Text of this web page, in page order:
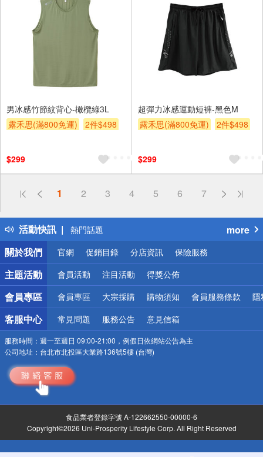
男冰感竹節紋背心-橄欖綠3L
露禾思(滿800免運)
2件$498
$299
超彈力冰感運動短褲-黑色M
露禾思(滿800免運)
2件$498
$299
1 2 3 4 5 6 7
活動快訊
偏遠地區配送
得獎公告
熱門話題
銀行優惠
偏遠地區配送
詐騙網頁！請小心！
more
關於我們
官網 促銷目錄 分店資訊 保險服務
主題活動 會員活動 注目活動 得獎公佈
會員專區 會員專區 大宗採購 購物須知 會員服務條款 隱
客服中心 常見問題 服務公告 意見信箱
服務時間： 週一至週日 09:00-21:00，例假日依網站公告為主
公司地址： 台北市北投區大業路136號5樓 (台灣)
食品業者登錄字號 A-122662550-00000-6
Copyright©2026 Uni-Prosperity Lifestyle Corp. All Right Reserved